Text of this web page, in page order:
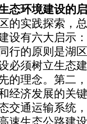
环境建设的
实践探索，
设有六大启示
行的原则是湖
必须树立生态
的理念。第二
经济发展的关
交通运输系统